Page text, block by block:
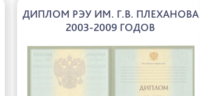
ДИПЛОМ РЭУ ИМ. Г.В. ПЛЕХАНОВА
2003-2009 ГОДОВ